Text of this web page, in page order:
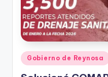
Publicado
en
Gobierno de Reynosa